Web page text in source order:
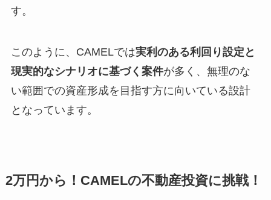
す。
このように、CAMELでは実利のある利回り設定と
現実的なシナリオに基づく案件が多く、無理のな
い範囲での資産形成を目指す方に向いている設計
となっています。
2万円から！CAMELの不動産投資に挑戦！